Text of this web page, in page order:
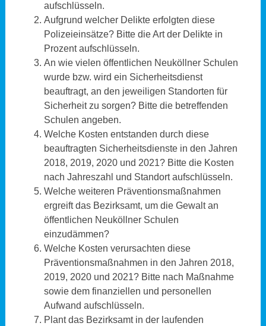
aufschlüsseln.
Aufgrund welcher Delikte erfolgten diese
Polizeieinsätze? Bitte die Art der Delikte in
Prozent aufschlüsseln.
An wie vielen öffentlichen Neuköllner Schulen
wurde bzw. wird ein Sicherheitsdienst
beauftragt, an den jeweiligen Standorten für
Sicherheit zu sorgen? Bitte die betreffenden
Schulen angeben.
Welche Kosten entstanden durch diese
beauftragten Sicherheitsdienste in den Jahren
2018, 2019, 2020 und 2021? Bitte die Kosten
nach Jahreszahl und Standort aufschlüsseln.
Welche weiteren Präventionsmaßnahmen
ergreift das Bezirksamt, um die Gewalt an
öffentlichen Neuköllner Schulen
einzudämmen?
Welche Kosten verursachten diese
Präventionsmaßnahmen in den Jahren 2018,
2019, 2020 und 2021? Bitte nach Maßnahme
sowie dem finanziellen und personellen
Aufwand aufschlüsseln.
Plant das Bezirksamt in der laufenden